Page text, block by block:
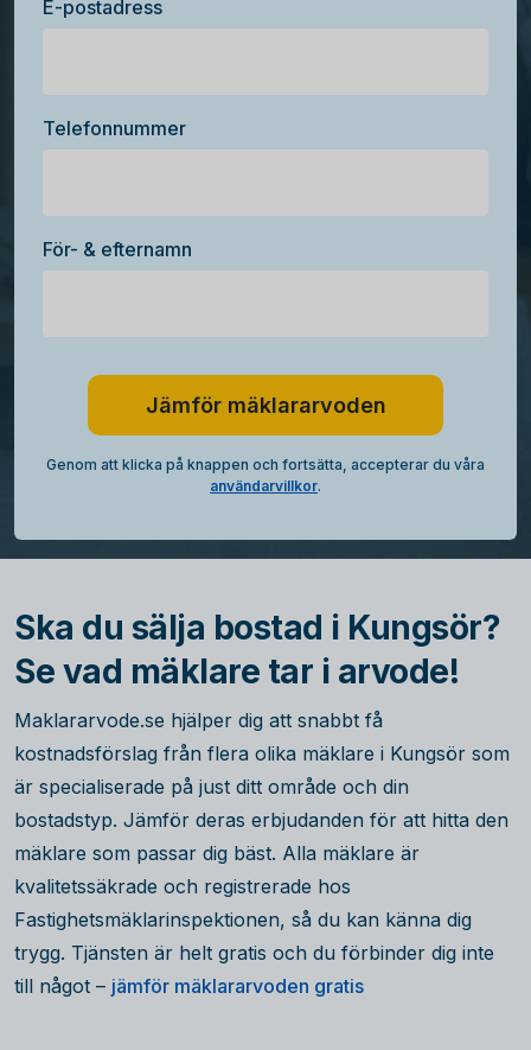
E-postadress
Telefonnummer
För- & efternamn
Jämför mäklararvoden
Genom att klicka på knappen och fortsätta, accepterar du våra
användarvillkor.
Ska du sälja bostad i Kungsör?
Se vad mäklare tar i arvode!
Maklararvode.se hjälper dig att snabbt få
kostnadsförslag från flera olika mäklare i Kungsör som
är specialiserade på just ditt område och din
bostadstyp. Jämför deras erbjudanden för att hitta den
mäklare som passar dig bäst. Alla mäklare är
kvalitetssäkrade och registrerade hos
Fastighetsmäklarinspektionen, så du kan känna dig
trygg. Tjänsten är helt gratis och du förbinder dig inte
till något – jämför mäklararvoden gratis